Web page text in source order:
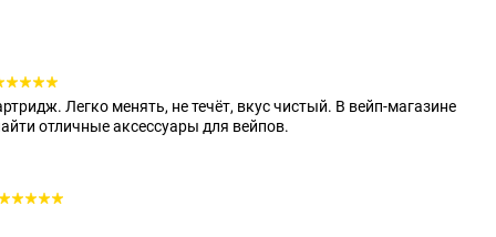
Легко менять, не течёт, вкус чистый. В вейп-магазине
отличные аксессуары для вейпов.